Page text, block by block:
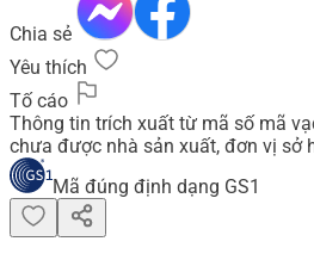
Chia sẻ
Yêu thích
Tố cáo
Thông tin trích xuất từ mã số mã
chưa được nhà sản xuất, đơn vị sở
Mã đúng định dạng GS1